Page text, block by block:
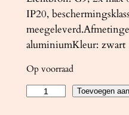
IP20,
aluminiumKleur: zwart
Op voorraad
Toevoegen